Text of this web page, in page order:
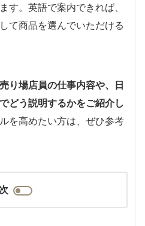
す。英語で案内できれば、
て商品を選んでいただける
り場店員の仕事内容や、日
どう説明するかをご紹介し
を高めたい方は、ぜひ参考